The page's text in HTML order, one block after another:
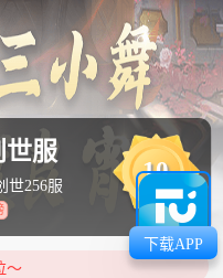
世服
世256服
10
～
下载APP